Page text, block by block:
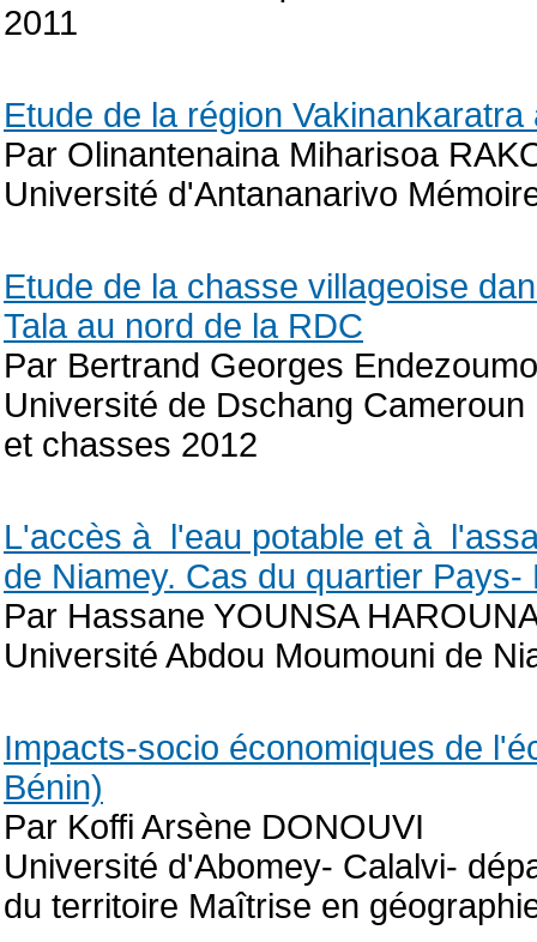
2011
Etude de la région
Par Olinantenaina Miharisoa
Université d'Antananarivo
Etude de la chasse villageoise
Tala au nord de la RDC
Par Bertrand Georges
Université de Dschang
et chasses 2012
L'accès à l'eau potable et à
de Niamey. Cas du quartier
Par Hassane YOUNSA
Université Abdou Moumouni de
Impacts-socio économiques de
Bénin)
Par Koffi Arsène DONOUVI
Université d'Abomey- Calalvi-
du territoire Maîtrise en